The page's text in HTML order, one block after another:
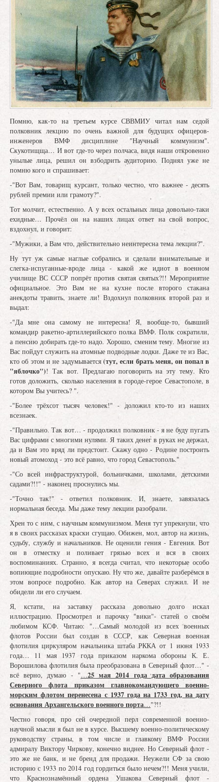
Помню, как-то на третьем курсе СВВМИУ читал нам седой
полковник лекцию по очень важной для будущих офицеров-
инженеров ВМФ дисциплине "Научный коммунизм".
Скукотищща… И вот где-то через полчаса, видя наши откровенно
унылые лица, решил он взбодрить аудиторию. Поднял уже не
помню кого и спрашивает:
-"Вот Вам, товарищ курсант, только честно, что важнее - десять
рублей премии или грамоту?".
Тот молчит, естественно. А у всех остальных лица довольно-таки
ехидные… Прочёл он на наших лицах ответ на свой вопрос,
вздохнул, и говорит:
-"Мужики, а Вам что, действительно неинтересна тема лекции?".
Ну тут уж самые наглые собрались и сделали внимательные и
слегка-испуганные-вроде лица - какой же идиот в военном
училище ВС СССР попрёт против святая святых?!! Мероприятие
официальное. Это Вам не на кухне после второго стакана
анекдоты травить, знаете ли! Вздохнул полковник второй раз и
выдал:
-"Да мне она самому не интересна! Я, вообще-то, бывший
командир ракетно-артиллерийского полка ВМФ. Полк сократили,
а пенсию добирать где-то надо. Хорошо, сменим тему. Многие из
Вас пойдут служить на атомные подводные лодки. Даже те из Вас,
кто об этом и не задумывается (тут, если брать меня, он попал в
"яблочко")! Так вот. Предлагаю поговорить на эту тему. Кто
готов доложить, сколько населения в городе-герое Севастополе, в
котором Вы учитесь? ".
-"Более трёхсот тысяч человек!" - доложил кто-то из наших
всезнаек.
-"Правильно. Так вот… - продолжил полковник - я не буду пугать
Вас цифрами с многими нулями. Я таких денег в руках не держал,
да и Вам это вряд ли предстоит. Скажу одно - Родине построить
новый атомоход - это всё равно, что город Севастополь."
-"Со всей инфраструктурой, больничками, школами, детскими
садами?!!" - наконец проснулись мы.
-"Точно так!" - ответил полковник. И, знаете, завязалась
нормальная беседа. Мы даже тему лекции разобрали.
Хрен то с ним, с научным коммунизмом. Меня тут упрекнули, что
я в своих рассказах краски сгущаю. Обижен, мол, автор на жизнь,
судьбу, службу и начальников. Не оценили гения - Евгения. Вот
он в отместку и поливает грязью всех и вся в своих
воспоминаниях. Странно, я всегда считал, что некоторые особо
вопиющие подробности опускаю. Ну что же, давайте разберёмся в
этом вопросе подробно. Как автор на Северах служил. И не
обидели ли его случаем.
Я, кстати, на заставку рассказа довольно долго искал
иллюстрацию. Просмотрел и парочку "вики"- статей о своём
любимом КСФ. Читаю: "…Самый молодой из всех военных
флотов России был создан в СССР, как Северная военная
флотилия циркуляром начальника штаба РККА от 1 июня 1933
года… 11 мая 1937 года приказом наркома обороны К. Е.
Ворошилова флотилия была преобразована в Северный флот…" -
всё верно, думаю - "…25 мая 2014 года дата образования
Северного флота приказом главнокомандующего военно-
морским флотом перенесена с 1937 года на 1733 год, на дату
основания Архангельского военного порта…"?!!
Честно говоря, про сей очередной перл современной военно-
научной мысли я был не в курсе. Высшему военно-политическому
руководству страны, в том числе и главкому ВМФ России
адмиралу Виктору Чиркову, конечно виднее. Но Северный флот -
это же не банк, и не бренд для продажи. Неужели СФ за свою
историю с 1933 по 2014 год гордиться было нечем?!! Меня учили,
что Краснознамённый ордена Ушакова Северный флот -